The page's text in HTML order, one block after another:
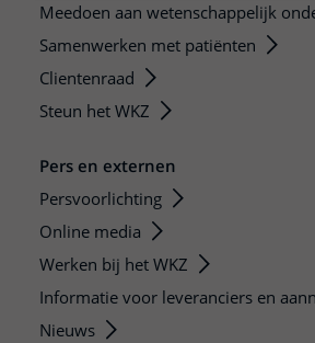
Meedoen aan wetenschappelijk
Samenwerken met patiënten
Clientenraad
Steun het WKZ
Pers en externen
Persvoorlichting
Online media
Werken bij het WKZ
Informatie voor leveranciers en
Nieuws